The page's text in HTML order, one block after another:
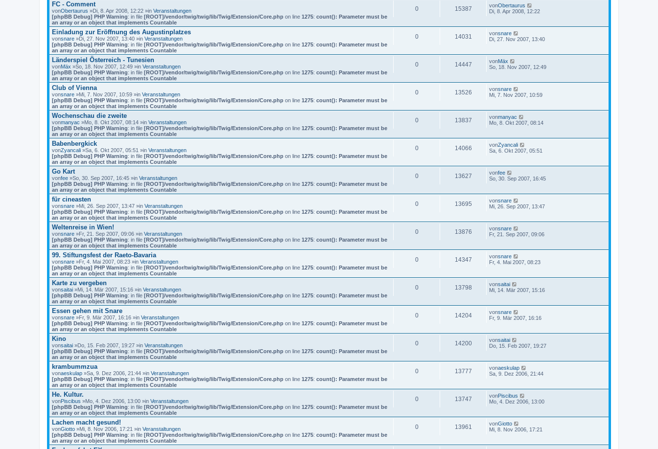
FC - Comment
vonObertaurus »Di, 8. Apr 2008, 12:22 »in Veranstaltungen
[phpBB Debug] PHP Warning: in file [ROOT]/vendor/twig/twig/lib/Twig/Extension/Core.php on line 1275: count(): Parameter must be
an array or an object that implements Countable
0 15387 vonObertaurus
Di, 8. Apr 2008, 12:22
Einladung zur Eröffnung des Augustinplatzes
vonsnare »Di, 27. Nov 2007, 13:40 »in Veranstaltungen
[phpBB Debug] PHP Warning: in file [ROOT]/vendor/twig/twig/lib/Twig/Extension/Core.php on line 1275: count(): Parameter must be
an array or an object that implements Countable
0 14031 vonsnare
Di, 27. Nov 2007, 13:40
Länderspiel Österreich - Tunesien
vonMäx »So, 18. Nov 2007, 12:49 »in Veranstaltungen
[phpBB Debug] PHP Warning: in file [ROOT]/vendor/twig/twig/lib/Twig/Extension/Core.php on line 1275: count(): Parameter must be
an array or an object that implements Countable
0 14447 vonMäx
So, 18. Nov 2007, 12:49
Club of Vienna
vonsnare »Mi, 7. Nov 2007, 10:59 »in Veranstaltungen
[phpBB Debug] PHP Warning: in file [ROOT]/vendor/twig/twig/lib/Twig/Extension/Core.php on line 1275: count(): Parameter must be
an array or an object that implements Countable
0 13526 vonsnare
Mi, 7. Nov 2007, 10:59
Wochenschau die zweite
vonmanyac »Mo, 8. Okt 2007, 08:14 »in Veranstaltungen
[phpBB Debug] PHP Warning: in file [ROOT]/vendor/twig/twig/lib/Twig/Extension/Core.php on line 1275: count(): Parameter must be
an array or an object that implements Countable
0 13837 vonmanyac
Mo, 8. Okt 2007, 08:14
Babenbergkick
vonZyancali »Sa, 6. Okt 2007, 05:51 »in Veranstaltungen
[phpBB Debug] PHP Warning: in file [ROOT]/vendor/twig/twig/lib/Twig/Extension/Core.php on line 1275: count(): Parameter must be
an array or an object that implements Countable
0 14066 vonZyancali
Sa, 6. Okt 2007, 05:51
Go Kart
vonfee »So, 30. Sep 2007, 16:45 »in Veranstaltungen
[phpBB Debug] PHP Warning: in file [ROOT]/vendor/twig/twig/lib/Twig/Extension/Core.php on line 1275: count(): Parameter must be
an array or an object that implements Countable
0 13627 vonfee
So, 30. Sep 2007, 16:45
für cineasten
vonsnare »Mi, 26. Sep 2007, 13:47 »in Veranstaltungen
[phpBB Debug] PHP Warning: in file [ROOT]/vendor/twig/twig/lib/Twig/Extension/Core.php on line 1275: count(): Parameter must be
an array or an object that implements Countable
0 13695 vonsnare
Mi, 26. Sep 2007, 13:47
Weltenreise in Wien!
vonsnare »Fr, 21. Sep 2007, 09:06 »in Veranstaltungen
[phpBB Debug] PHP Warning: in file [ROOT]/vendor/twig/twig/lib/Twig/Extension/Core.php on line 1275: count(): Parameter must be
an array or an object that implements Countable
0 13876 vonsnare
Fr, 21. Sep 2007, 09:06
99. Stiftungsfest der Raeto-Bavaria
vonsnare »Fr, 4. Mai 2007, 08:23 »in Veranstaltungen
[phpBB Debug] PHP Warning: in file [ROOT]/vendor/twig/twig/lib/Twig/Extension/Core.php on line 1275: count(): Parameter must be
an array or an object that implements Countable
0 14347 vonsnare
Fr, 4. Mai 2007, 08:23
Karte zu vergeben
vonsaitai »Mi, 14. Mär 2007, 15:16 »in Veranstaltungen
[phpBB Debug] PHP Warning: in file [ROOT]/vendor/twig/twig/lib/Twig/Extension/Core.php on line 1275: count(): Parameter must be
an array or an object that implements Countable
0 13798 vonsaitai
Mi, 14. Mär 2007, 15:16
Essen gehen mit Snare
vonsnare »Fr, 9. Mär 2007, 16:16 »in Veranstaltungen
[phpBB Debug] PHP Warning: in file [ROOT]/vendor/twig/twig/lib/Twig/Extension/Core.php on line 1275: count(): Parameter must be
an array or an object that implements Countable
0 14204 vonsnare
Fr, 9. Mär 2007, 16:16
Kino
vonsaitai »Do, 15. Feb 2007, 19:27 »in Veranstaltungen
[phpBB Debug] PHP Warning: in file [ROOT]/vendor/twig/twig/lib/Twig/Extension/Core.php on line 1275: count(): Parameter must be
an array or an object that implements Countable
0 14200 vonsaitai
Do, 15. Feb 2007, 19:27
krambummzua
vonaeskulap »Sa, 9. Dez 2006, 21:44 »in Veranstaltungen
[phpBB Debug] PHP Warning: in file [ROOT]/vendor/twig/twig/lib/Twig/Extension/Core.php on line 1275: count(): Parameter must be
an array or an object that implements Countable
0 13777 vonaeskulap
Sa, 9. Dez 2006, 21:44
He. Kultur.
vonPiscibus »Mo, 4. Dez 2006, 13:00 »in Veranstaltungen
[phpBB Debug] PHP Warning: in file [ROOT]/vendor/twig/twig/lib/Twig/Extension/Core.php on line 1275: count(): Parameter must be
an array or an object that implements Countable
0 13747 vonPiscibus
Mo, 4. Dez 2006, 13:00
Lachen macht gesund!
vonGiotto »Mi, 8. Nov 2006, 17:21 »in Veranstaltungen
[phpBB Debug] PHP Warning: in file [ROOT]/vendor/twig/twig/lib/Twig/Extension/Core.php on line 1275: count(): Parameter must be
an array or an object that implements Countable
0 13961 vonGiotto
Mi, 8. Nov 2006, 17:21